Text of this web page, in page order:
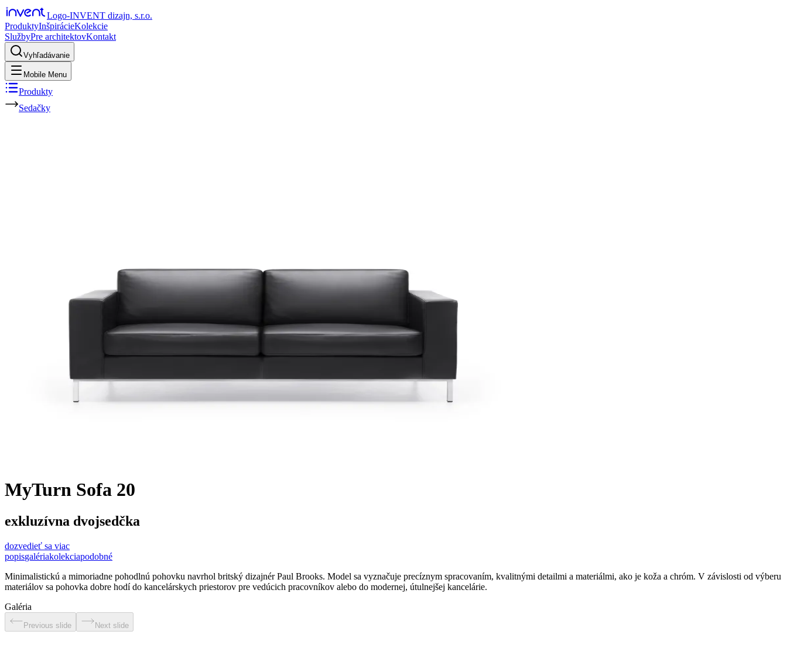
Logo-INVENT dizajn, s.r.o.
ProduktyInšpirácieKolekcie
SlužbyPre architektovKontakt
Vyhľadávanie
Mobile Menu
Produkty
Sedačky
MyTurn Sofa 20
exkluzívna dvojsedčka
dozvedieť sa viac
popisgalériakolekciapodobné
Minimalistickú a mimoriadne pohodlnú pohovku navrhol britský dizajnér Paul Brooks. Model sa vyznačuje precíznym spracovaním, kvalitnými detailmi a materiálmi, ako je koža a chróm. V závislosti od výberu
materiálov sa pohovka dobre hodí do kancelárskych priestorov pre vedúcich pracovníkov alebo do modernej, útulnejšej kancelárie.
Galéria
Previous slide Next slide